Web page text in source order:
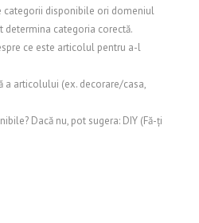
categorii disponibile ori domeniul
determina categoria corectă.
ce este articolul pentru a-l
a articolului (ex. decorare/casa,
Dacă nu, pot sugera: DIY (Fă-ți